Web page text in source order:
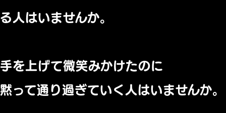
る人はいませんか。
手を上げて微笑みかけたのに
黙って通り過ぎていく人はいませんか。